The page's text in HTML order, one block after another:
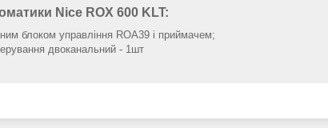
Nice ROX 600 KLT:
блоком управління ROA39 і приймачем;
двоканальний - 1шт